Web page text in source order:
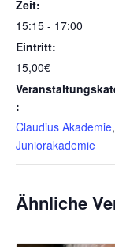
Zeit:
15:15 - 17:00
Eintritt:
15,00€
:
Claudius Akademie,
Juniorakademie
Ähnliche